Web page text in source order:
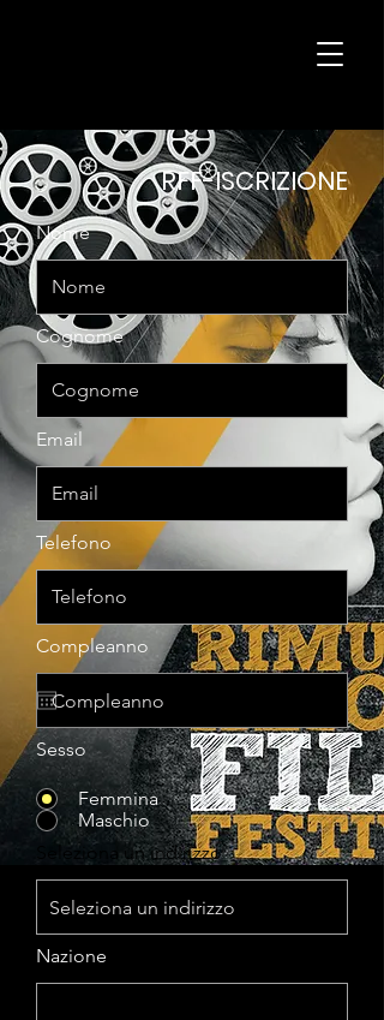
RFF-ISCRIZIONE
Nome
Cognome
Email
Telefono
Compleanno
r
e
u
i
r
e
d
Sesso
Femmina
Maschio
Seleziona un indirizzo
Nazione